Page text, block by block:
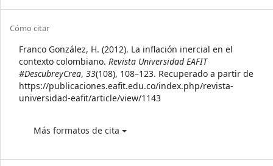
Article
Details
Cómo citar
Franco González, H. (2012). La inflación inercial en el
contexto colombiano. Revista Universidad EAFIT
#DescubreyCrea, 33(108), 108–123. Recuperado a partir de
https://publicaciones.eafit.edu.co/index.php/revista-
universidad-eafit/article/view/1143
Más formatos de cita